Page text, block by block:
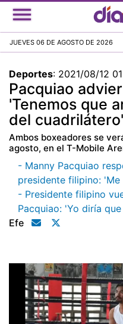
JUEVES 06 DE AGOSTO DE 2026
Deportes: 2021/08/12
Pacquiao
'Tenemos que
del cuadrilátero'
Ambos boxeadores se
agosto, en el T-Mobile
- Manny Pacquiao
presidente filipino:
- Presidente filipino
Pacquiao: 'Yo diría
Efe